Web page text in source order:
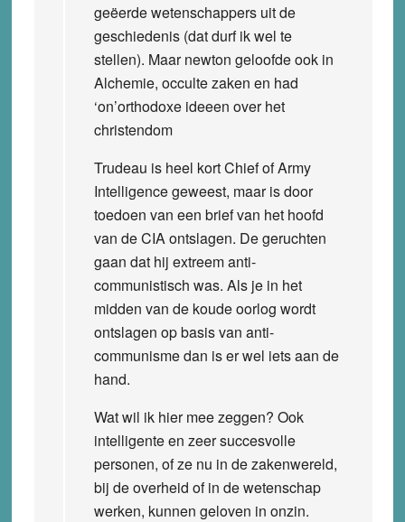
geëerde wetenschappers uit de
geschiedenis (dat durf ik wel te
stellen). Maar newton geloofde ook in
Alchemie, occulte zaken en had
‘on’orthodoxe ideeen over het
christendom
Trudeau is heel kort Chief of Army
Intelligence geweest, maar is door
toedoen van een brief van het hoofd
van de CIA ontslagen. De geruchten
gaan dat hij extreem anti-
communistisch was. Als je in het
midden van de koude oorlog wordt
ontslagen op basis van anti-
communisme dan is er wel iets aan de
hand.
Wat wil ik hier mee zeggen? Ook
intelligente en zeer succesvolle
personen, of ze nu in de zakenwereld,
bij de overheid of in de wetenschap
werken, kunnen geloven in onzin.